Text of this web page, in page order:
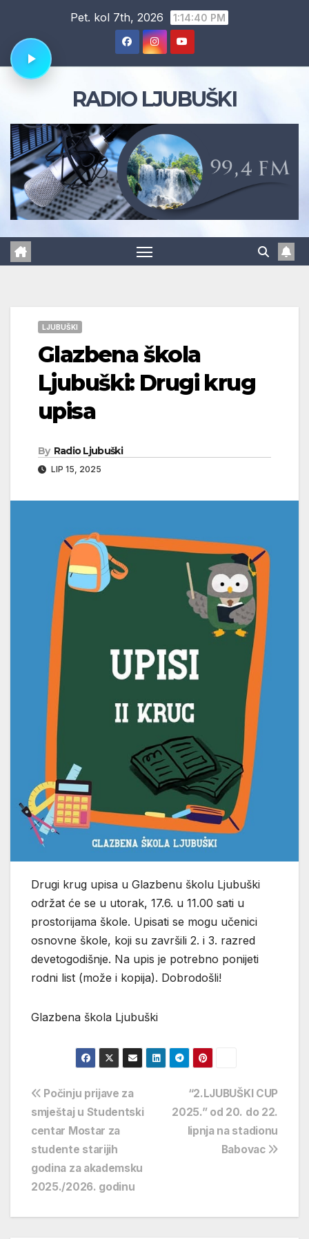
content
Pet. kol 7th, 2026 1:14:41 PM
RADIO LJUBUŠKI
LJUBUŠKI
Glazbena škola
Ljubuški: Drugi krug
upisa
By Radio Ljubuški
LIP 15, 2025
Drugi krug upisa u Glazbenu školu Ljubuški
održat će se u utorak, 17.6. u 11.00 sati u
prostorijama škole. Upisati se mogu učenici
osnovne škole, koji su završili 2. i 3. razred
devetogodišnje. Na upis je potrebno ponijeti
rodni list (može i kopija). Dobrodošli!
Glazbena škola Ljubuški
Navigacija
objava
“2.LJUBUŠKI CUP
2025.” od 20. do 22.
lipnja na stadionu
Babovac
Počinju prijave za
smještaj u Studentski
centar Mostar za
studente starijih
godina za akademsku
2025./2026. godinu